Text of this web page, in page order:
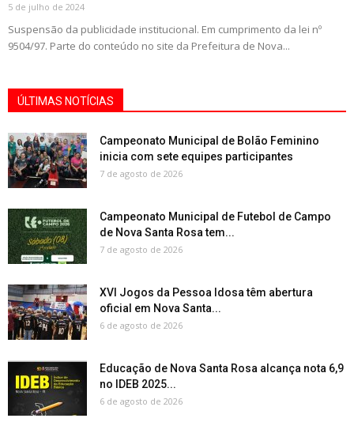
5 de julho de 2024
Suspensão da publicidade institucional. Em cumprimento da lei nº
9504/97. Parte do conteúdo no site da Prefeitura de Nova...
ÚLTIMAS NOTÍCIAS
Campeonato Municipal de Bolão Feminino
inicia com sete equipes participantes
7 de agosto de 2026
Campeonato Municipal de Futebol de Campo
de Nova Santa Rosa tem...
7 de agosto de 2026
XVI Jogos da Pessoa Idosa têm abertura
oficial em Nova Santa...
6 de agosto de 2026
Educação de Nova Santa Rosa alcança nota 6,9
no IDEB 2025...
6 de agosto de 2026